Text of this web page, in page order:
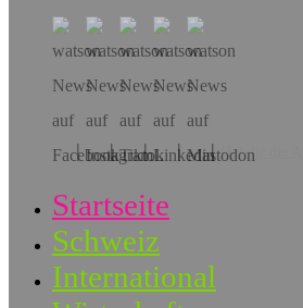
Hol dir die
Startseite
Schweiz
International